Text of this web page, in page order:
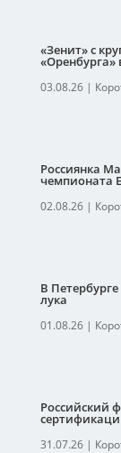
«Зенит» с
«Оренбурга»
03.08.26|
Россиянка
чемпионата
02.08.26|
В
лука
01.08.26|
Российский
31.07.26|